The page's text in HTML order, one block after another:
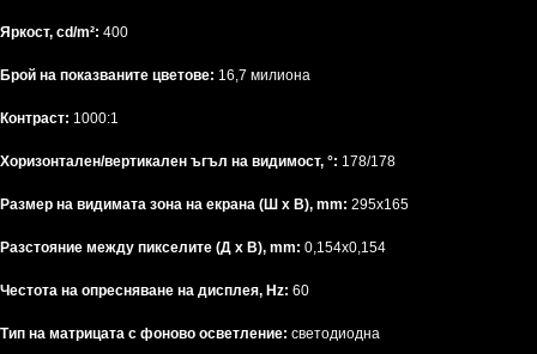
Яркост, cd/m²: 400
Брой на показваните цветове: 16,7 милиона
Контраст: 1000:1
Хоризонтален/вертикален ъгъл на видимост, °: 178/178
Размер на видимата зона на екрана (Ш x В), mm: 295x165
Разстояние между пикселите (Д x В), mm: 0,154x0,154
Честота на опресняване на дисплея, Hz: 60
Тип на матрицата с фоново осветление: светодиодна